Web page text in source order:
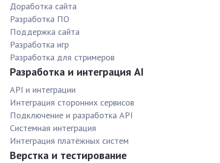
Доработка сайта
Разработка ПО
Поддержка сайта
Разработка игр
Разработка для стримеров
Разработка и интеграция AI
API и интеграции
Интеграция сторонних сервисов
Подключение и разработка API
Системная интеграция
Интеграция платёжных систем
Верстка и тестирование